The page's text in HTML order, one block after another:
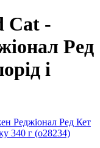
Cat -
Ред
і